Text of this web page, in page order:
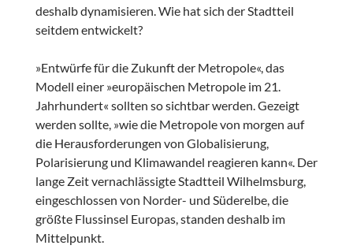
deshalb dynamisieren. Wie hat sich der Stadtteil
seitdem entwickelt?
»Entwürfe für die Zukunft der Metropole«, das
Modell einer »europäischen Metropole im 21.
Jahrhundert« sollten so sichtbar werden. Gezeigt
werden sollte, »wie die Metropole von morgen auf
die Herausforderungen von Globalisierung,
Polarisierung und Klimawandel reagieren kann«. Der
lange Zeit vernachlässigte Stadtteil Wilhelmsburg,
eingeschlossen von Norder- und Süderelbe, die
größte Flussinsel Europas, standen deshalb im
Mittelpunkt.